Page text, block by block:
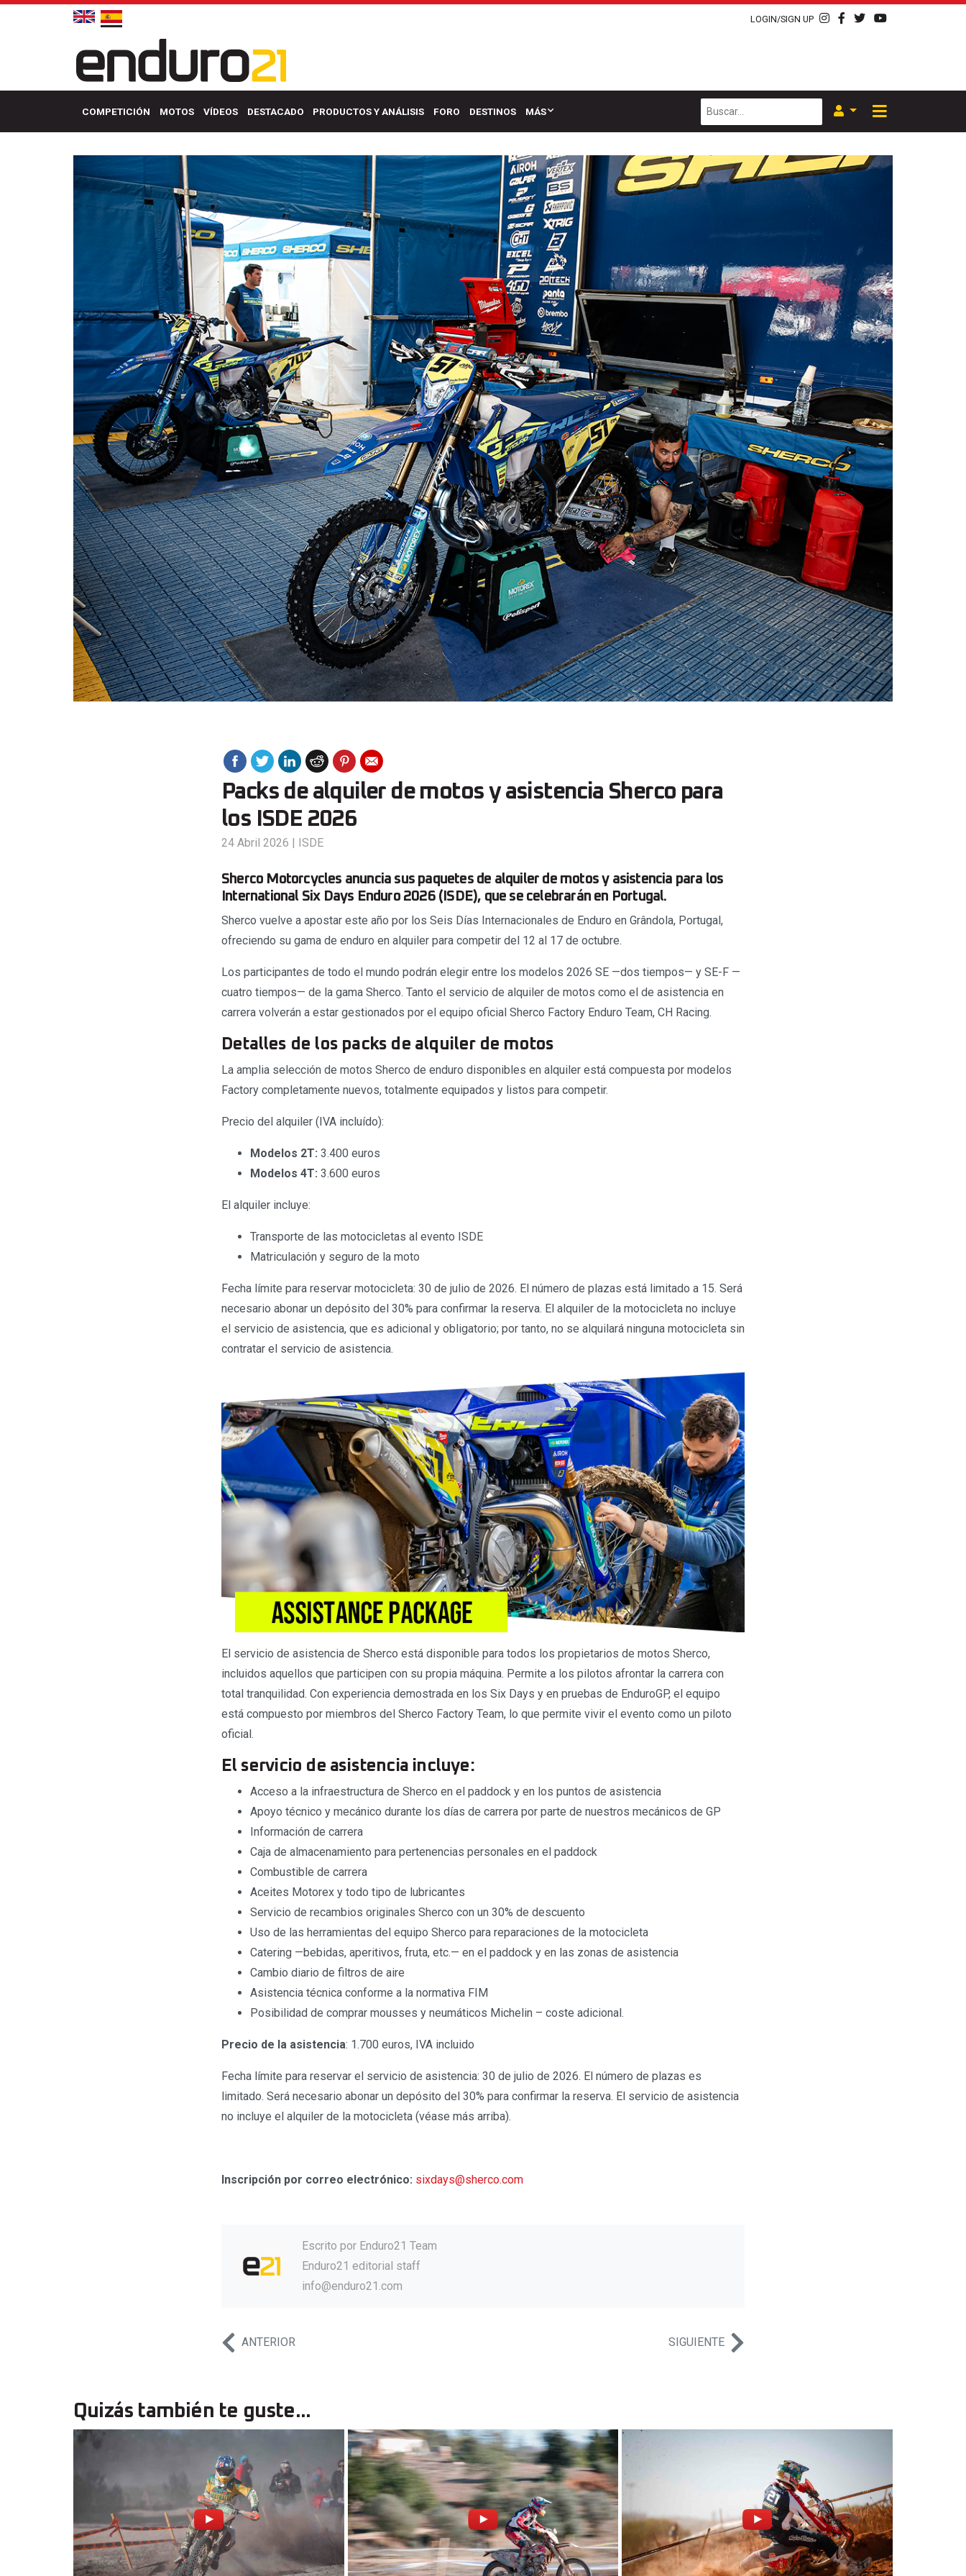
LOGIN/SIGN UP
COMPETICIÓN MOTOS VÍDEOS DESTACADO PRODUCTOS Y ANÁLISIS FORO DESTINOS MÁS
Packs de alquiler de motos y asistencia Sherco para
los ISDE 2026
24 Abril 2026 | ISDE
Sherco Motorcycles anuncia sus paquetes de alquiler de motos y asistencia para los
International Six Days Enduro 2026 (ISDE), que se celebrarán en Portugal.
Sherco vuelve a apostar este año por los Seis Días Internacionales de Enduro en Grândola, Portugal,
ofreciendo su gama de enduro en alquiler para competir del 12 al 17 de octubre.
Los participantes de todo el mundo podrán elegir entre los modelos 2026 SE —dos tiempos— y SE-F —
cuatro tiempos— de la gama Sherco. Tanto el servicio de alquiler de motos como el de asistencia en
carrera volverán a estar gestionados por el equipo oficial Sherco Factory Enduro Team, CH Racing.
Detalles de los packs de alquiler de motos
La amplia selección de motos Sherco de enduro disponibles en alquiler está compuesta por modelos
Factory completamente nuevos, totalmente equipados y listos para competir.
Precio del alquiler (IVA incluído):
Modelos 2T: 3.400 euros
Modelos 4T: 3.600 euros
El alquiler incluye:
Transporte de las motocicletas al evento ISDE
Matriculación y seguro de la moto
Fecha límite para reservar motocicleta: 30 de julio de 2026. El número de plazas está limitado a 15. Será
necesario abonar un depósito del 30% para confirmar la reserva. El alquiler de la motocicleta no incluye
el servicio de asistencia, que es adicional y obligatorio; por tanto, no se alquilará ninguna motocicleta sin
contratar el servicio de asistencia.
El servicio de asistencia de Sherco está disponible para todos los propietarios de motos Sherco,
incluidos aquellos que participen con su propia máquina. Permite a los pilotos afrontar la carrera con
total tranquilidad. Con experiencia demostrada en los Six Days y en pruebas de EnduroGP, el equipo
está compuesto por miembros del Sherco Factory Team, lo que permite vivir el evento como un piloto
oficial.
El servicio de asistencia incluye:
Acceso a la infraestructura de Sherco en el paddock y en los puntos de asistencia
Apoyo técnico y mecánico durante los días de carrera por parte de nuestros mecánicos de GP
Información de carrera
Caja de almacenamiento para pertenencias personales en el paddock
Combustible de carrera
Aceites Motorex y todo tipo de lubricantes
Servicio de recambios originales Sherco con un 30% de descuento
Uso de las herramientas del equipo Sherco para reparaciones de la motocicleta
Catering —bebidas, aperitivos, fruta, etc.— en el paddock y en las zonas de asistencia
Cambio diario de filtros de aire
Asistencia técnica conforme a la normativa FIM
Posibilidad de comprar mousses y neumáticos Michelin – coste adicional.
Precio de la asistencia: 1.700 euros, IVA incluido
Fecha límite para reservar el servicio de asistencia: 30 de julio de 2026. El número de plazas es
limitado. Será necesario abonar un depósito del 30% para confirmar la reserva. El servicio de asistencia
no incluye el alquiler de la motocicleta (véase más arriba).
Inscripción por correo electrónico: sixdays@sherco.com
Escrito por Enduro21 Team
Enduro21 editorial staff
info@enduro21.com
ANTERIOR SIGUIENTE
Quizás también te guste...